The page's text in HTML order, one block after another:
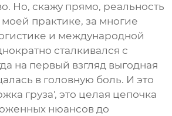
Но, скажу прямо, реальность
практике, за многие
и международной
сталкивался с
на первый взгляд выгодная
в головную боль. И это
груза', это целая цепочка
нюансов до